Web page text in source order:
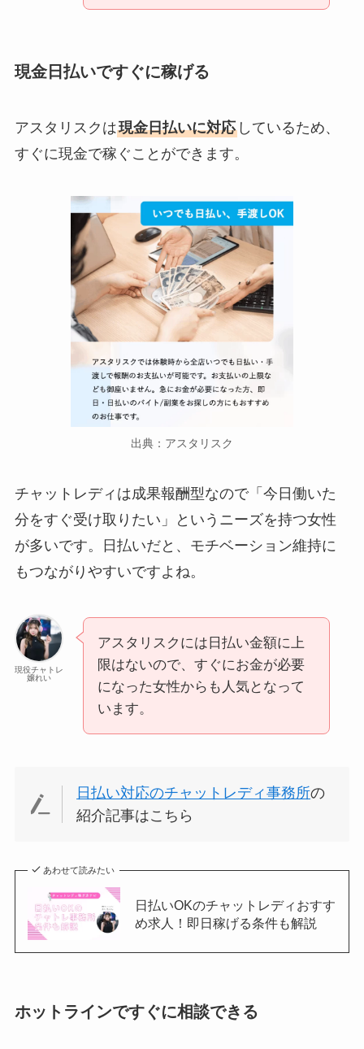
現金日払いですぐに稼げる
アスタリスクは現金日払いに対応しているため、
すぐに現金で稼ぐことができます。
出典：アスタリスク
チャットレディは成果報酬型なので「今日働いた
分をすぐ受け取りたい」というニーズを持つ女性
が多いです。日払いだと、モチベーション維持に
もつながりやすいですよね。
現役チャトレ
嬢れい
アスタリスクには日払い金額に上
限はないので、すぐにお金が必要
になった女性からも人気となって
います。
日払い対応のチャットレディ事務所の
紹介記事はこちら
あわせて読みたい
日払いOKのチャットレディおすす
め求人！即日稼げる条件も解説
ホットラインですぐに相談できる